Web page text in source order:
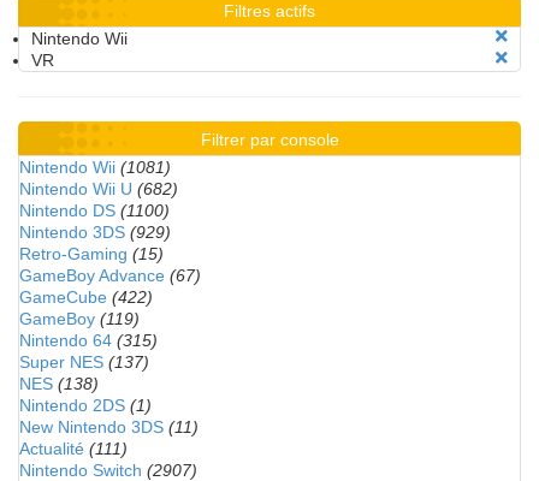
Filtres actifs
Nintendo Wii
VR
Filtrer par console
Nintendo Wii (1081)
Nintendo Wii U (682)
Nintendo DS (1100)
Nintendo 3DS (929)
Retro-Gaming (15)
GameBoy Advance (67)
GameCube (422)
GameBoy (119)
Nintendo 64 (315)
Super NES (137)
NES (138)
Nintendo 2DS (1)
New Nintendo 3DS (11)
Actualité (111)
Nintendo Switch (2907)